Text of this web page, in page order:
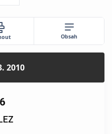
Obsah
2010